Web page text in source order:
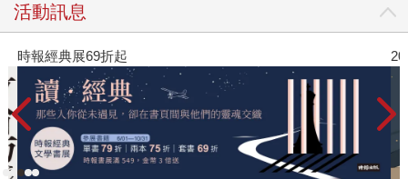
活動訊息
時報經典展69折起